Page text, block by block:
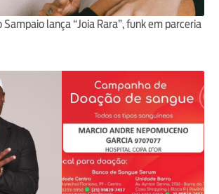
Sampaio lança “Joia Rara”, funk em parceria